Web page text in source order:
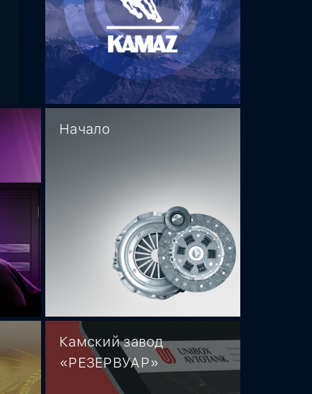
Начало
Камский завод
«РЕЗЕРВУАР»